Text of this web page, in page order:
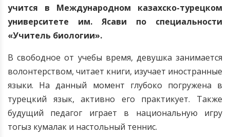
учится в Международном казахско-турецком
университете им. Ясави по специальности
«Учитель биологии».
В свободное от учебы время, девушка занимается
волонтерством, читает книги, изучает иностранные
языки. На данный момент глубоко погружена в
турецкий язык, активно его практикует. Также
будущий педагог играет в национальную игру
тогыз кумалак и настольный теннис.